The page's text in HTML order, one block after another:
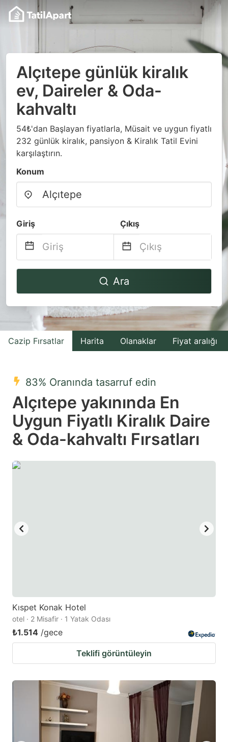
Alçıtepe günlük kiralık
ev, Daireler & Oda-
kahvaltı
54₺'dan Başlayan fiyatlarla, Müsait ve uygun fiyatlı
232 günlük kiralık, pansiyon & Kiralık Tatil Evini
karşılaştırın.
Konum
Giriş Çıkış
Navigate
to
interact
with
the
select
a
date.
Press
changing
dates.
Navigate
to
interact
with
the
select
a
date.
Press
Ara
Cazip Fırsatlar Harita Olanaklar Fiyat aralığı
83% Oranında tasarruf edin
Alçıtepe yakınında En
Uygun Fiyatlı Kiralık Daire
& Oda-kahvaltı Fırsatları
Kıspet Konak Hotel
otel · 2 Misafir · 1 Yatak Odası
₺1.514 /gece
Teklifi görüntüleyin